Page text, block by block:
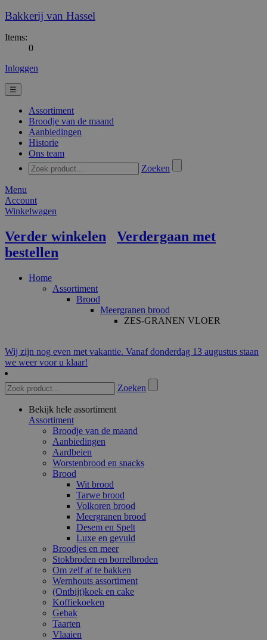
Bakkerij van Hassel
Items:
0
Inloggen
☰
Assortiment
Broodje van de maand
Aanbiedingen
Historie
Ons team
Zoeken
Menu
Account
Winkelwagen
Verder winkelen
Verdergaan met
bestellen
Home
Assortiment
Brood
Meergranen brood
ZES-GRANEN VLOER
Wij zijn nog even met vakantie. Vanaf donderdag 13 augustus staan
we weer voor u klaar!
Zoeken
Bekijk hele assortiment
Assortiment
Broodje van de maand
Aanbiedingen
Aardbeien
Worstenbrood en snacks
Brood
Wit brood
Tarwe brood
Volkoren brood
Meergranen brood
Desem en Spelt
Luxe en gevuld
Broodjes en meer
Stokbroden en borrelbroden
Om zelf af te bakken
Wernhouts assortiment
(Ontbijt)koek en cake
Koffiekoeken
Gebak
Taarten
Vlaaien